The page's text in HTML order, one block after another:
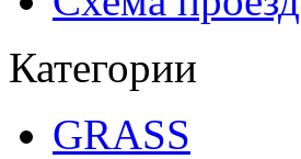
Категории
GRASS